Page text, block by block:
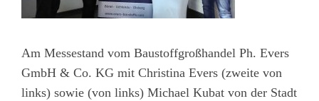
Am Messestand vom Baustoffgroßhandel Ph. Evers
GmbH & Co. KG mit Christina Evers (zweite von
links) sowie (von links) Michael Kubat von der Stadt